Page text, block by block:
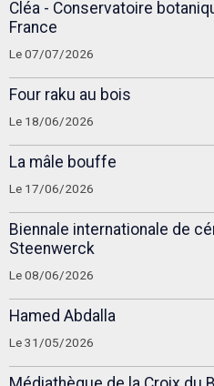
Cléa - Conservatoire
France
Le 07/07/2026
Four raku au bois
Le 18/06/2026
La mâle bouffe
Le 17/06/2026
Biennale internationale de
Steenwerck
Le 08/06/2026
Hamed Abdalla
Le 31/05/2026